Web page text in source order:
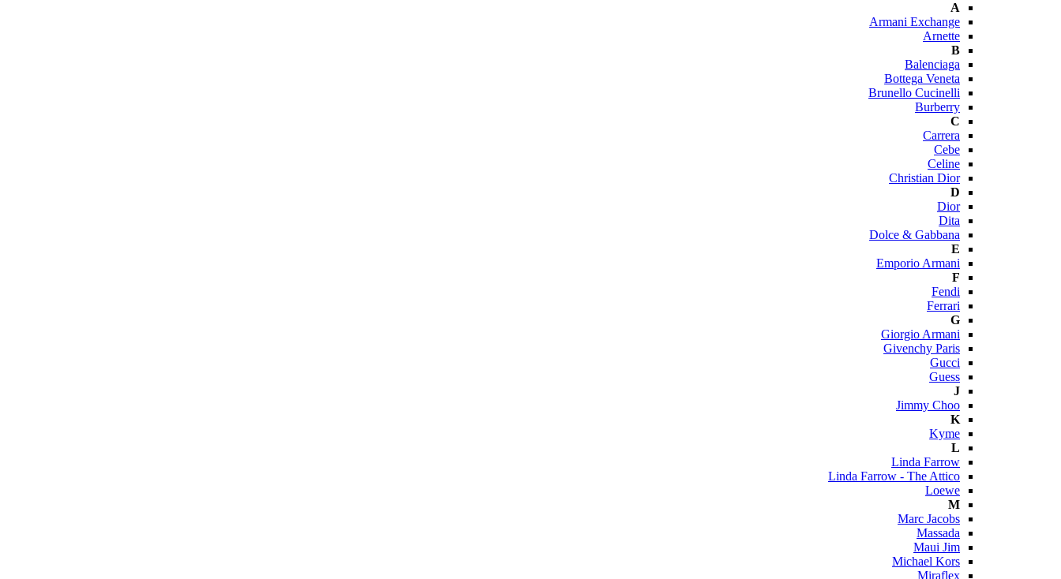
A
Armani Exchange
Arnette
B
Balenciaga
Bottega Veneta
Brunello Cucinelli
Burberry
C
Carrera
Cebe
Celine
Christian Dior
D
Dior
Dita
Dolce & Gabbana
E
Emporio Armani
F
Fendi
Ferrari
G
Giorgio Armani
Givenchy Paris
Gucci
Guess
J
Jimmy Choo
K
Kyme
L
Linda Farrow
Linda Farrow - The Attico
Loewe
M
Marc Jacobs
Massada
Maui Jim
Michael Kors
Miraflex